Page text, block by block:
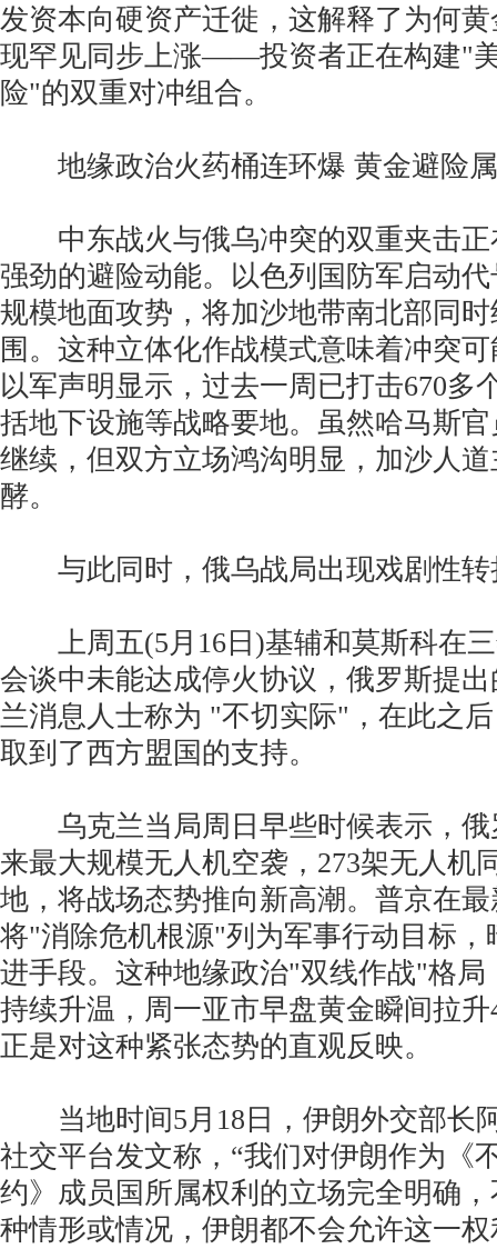
发资本向硬资产迁徙，这解释了为何
现罕见同步上涨——投资者正在构建"
险"的双重对冲组合。
地缘政治火药桶连环爆 黄金避险
中东战火与俄乌冲突的双重夹击正
强劲的避险动能。以色列国防军启动
规模地面攻势，将加沙地带南北部同
围。这种立体化作战模式意味着冲突
以军声明显示，过去一周已打击670多
括地下设施等战略要地。虽然哈马斯
继续，但双方立场鸿沟明显，加沙人
酵。
与此同时，俄乌战局出现戏剧性转
上周五(5月16日)基辅和莫斯科在三
会谈中未能达成停火协议，俄罗斯提
兰消息人士称为 "不切实际"，在此之
取到了西方盟国的支持。
乌克兰当局周日早些时候表示，俄
来最大规模无人机空袭，273架无人机
地，将战场态势推向新高潮。普京在
将"消除危机根源"列为军事行动目标，
进手段。这种地缘政治"双线作战"格局
持续升温，周一亚市早盘黄金瞬间拉
正是对这种紧张态势的直观反映。
当地时间5月18日，伊朗外交部长
社交平台发文称，“我们对伊朗作为《
约》成员国所属权利的立场完全明确
种情形或情况，伊朗都不会允许这一